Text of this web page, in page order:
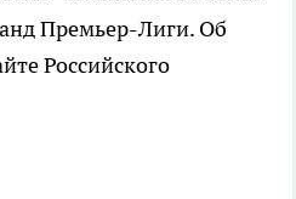
Премьер-Лиги. Об
Российского